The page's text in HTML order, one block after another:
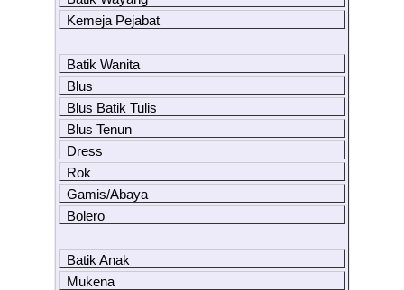
Kemeja Pejabat
Batik Wanita
Blus
Blus Batik Tulis
Blus Tenun
Dress
Rok
Gamis/Abaya
Bolero
Batik Anak
Mukena